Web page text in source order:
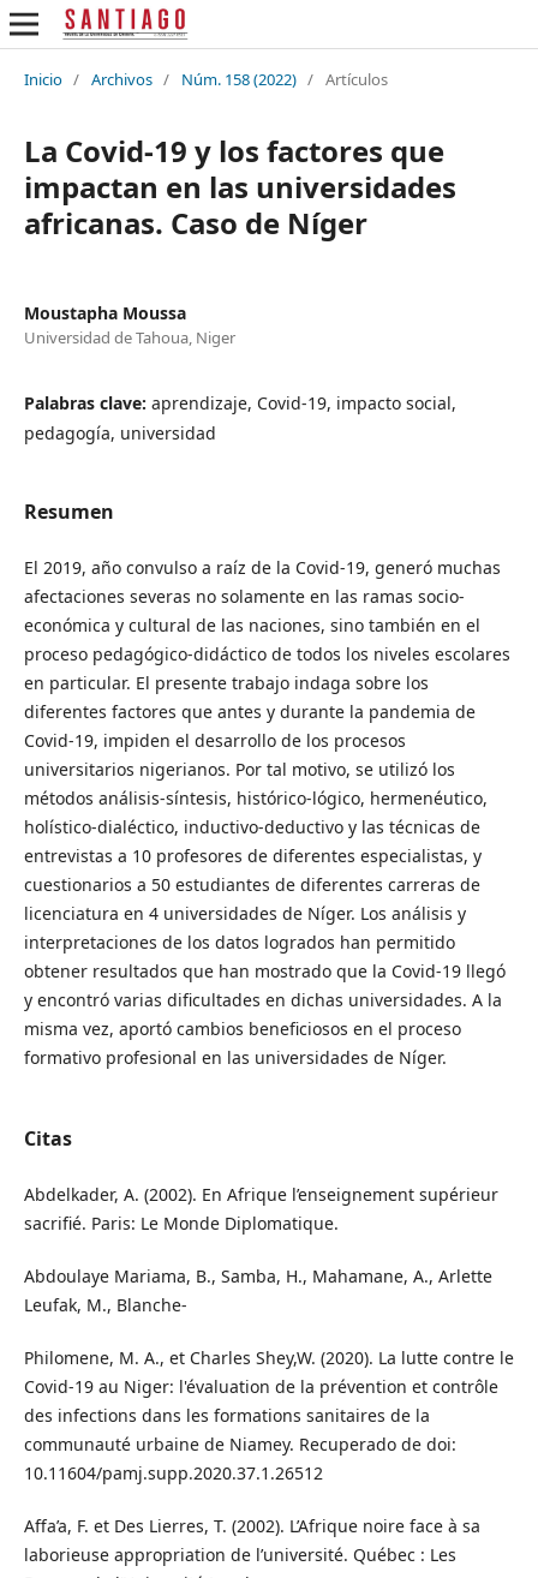
Inicio / Archivos / Núm. 158 (2022) / Artículos
La Covid-19 y los factores que
impactan en las universidades
africanas. Caso de Níger
Moustapha Moussa
Universidad de Tahoua, Niger
Palabras clave: aprendizaje, Covid-19, impacto social,
pedagogía, universidad
Resumen
El 2019, año convulso a raíz de la Covid-19, generó muchas
afectaciones severas no solamente en las ramas socio-
económica y cultural de las naciones, sino también en el
proceso pedagógico-didáctico de todos los niveles escolares
en particular. El presente trabajo indaga sobre los
diferentes factores que antes y durante la pandemia de
Covid-19, impiden el desarrollo de los procesos
universitarios nigerianos. Por tal motivo, se utilizó los
métodos análisis-síntesis, histórico-lógico, hermenéutico,
holístico-dialéctico, inductivo-deductivo y las técnicas de
entrevistas a 10 profesores de diferentes especialistas, y
cuestionarios a 50 estudiantes de diferentes carreras de
licenciatura en 4 universidades de Níger. Los análisis y
interpretaciones de los datos logrados han permitido
obtener resultados que han mostrado que la Covid-19 llegó
y encontró varias dificultades en dichas universidades. A la
misma vez, aportó cambios beneficiosos en el proceso
formativo profesional en las universidades de Níger.
Citas
Abdelkader, A. (2002). En Afrique l’enseignement supérieur
sacrifié. Paris: Le Monde Diplomatique.
Abdoulaye Mariama, B., Samba, H., Mahamane, A., Arlette
Leufak, M., Blanche-
Philomene, M. A., et Charles Shey,W. (2020). La lutte contre le
Covid-19 au Niger: l'évaluation de la prévention et contrôle
des infections dans les formations sanitaires de la
communauté urbaine de Niamey. Recuperado de doi:
10.11604/pamj.supp.2020.37.1.26512
Affa’a, F. et Des Lierres, T. (2002). L’Afrique noire face à sa
laborieuse appropriation de l’université. Québec : Les